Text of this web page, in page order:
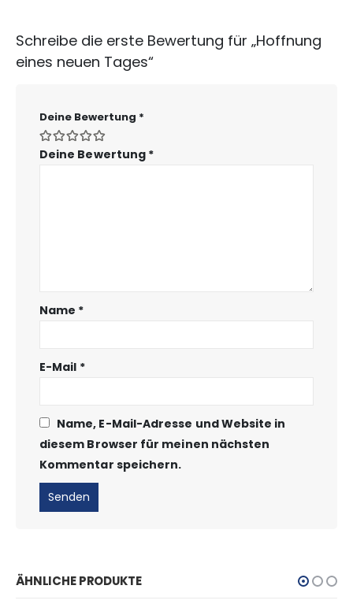
Schreibe die erste Bewertung für „Hoffnung
eines neuen Tages“
Deine Bewertung *
Deine Bewertung *
Name *
E-Mail *
Name, E-Mail-Adresse und Website in
diesem Browser für meinen nächsten
Kommentar speichern.
ÄHNLICHE PRODUKTE